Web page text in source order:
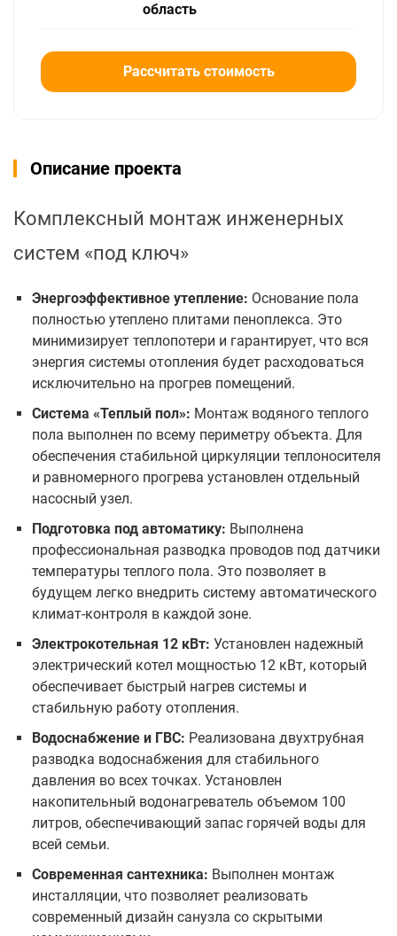
область
Рассчитать стоимость
Описание проекта
Комплексный монтаж инженерных
систем «под ключ»
Энергоэффективное утепление: Основание пола
полностью утеплено плитами пеноплекса. Это
минимизирует теплопотери и гарантирует, что вся
энергия системы отопления будет расходоваться
исключительно на прогрев помещений.
Система «Теплый пол»: Монтаж водяного теплого
пола выполнен по всему периметру объекта. Для
обеспечения стабильной циркуляции теплоносителя
и равномерного прогрева установлен отдельный
насосный узел.
Подготовка под автоматику: Выполнена
профессиональная разводка проводов под датчики
температуры теплого пола. Это позволяет в
будущем легко внедрить систему автоматического
климат-контроля в каждой зоне.
Электрокотельная 12 кВт: Установлен надежный
электрический котел мощностью 12 кВт, который
обеспечивает быстрый нагрев системы и
стабильную работу отопления.
Водоснабжение и ГВС: Реализована двухтрубная
разводка водоснабжения для стабильного
давления во всех точках. Установлен
накопительный водонагреватель объемом 100
литров, обеспечивающий запас горячей воды для
всей семьи.
Современная сантехника: Выполнен монтаж
инсталляции, что позволяет реализовать
современный дизайн санузла со скрытыми